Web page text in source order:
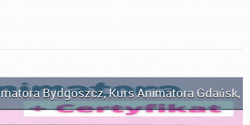
Bydgoszcz,Kurs Animatora Gdańsk,